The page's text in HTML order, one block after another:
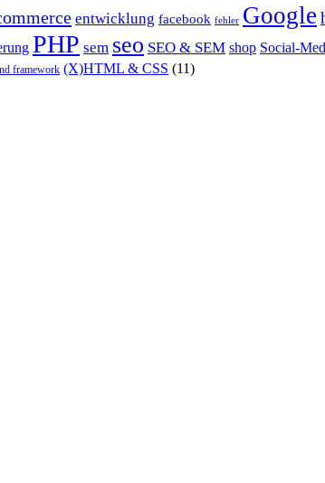
entwicklung facebook fehler Google
PHP sem seo SEO & SEM shop Social-
framework (X)HTML & CSS (11)